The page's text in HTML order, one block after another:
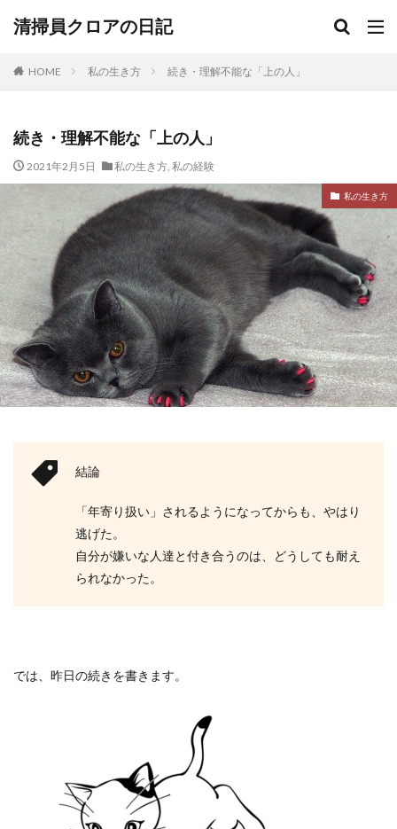
清掃員クロアの日記
HOME 私の生き方 続き・理解不能な「上の人」
続き・理解不能な「上の人」
2021年2月5日 私の生き方, 私の経験
私の生き方
結論
「年寄り扱い」されるようになってからも、やはり
逃げた。
自分が嫌いな人達と付き合うのは、どうしても耐え
られなかった。
では、昨日の続きを書きます。